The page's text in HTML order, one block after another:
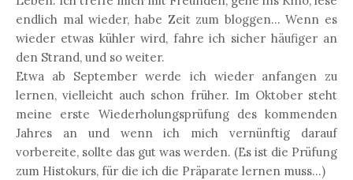
endlich mal wieder, habe Zeit zum bloggen... Wenn es
wieder etwas kühler wird, fahre ich sicher häufiger an
den Strand, und so weiter.
Etwa ab September werde ich wieder anfangen zu
lernen, vielleicht auch schon früher. Im Oktober steht
meine erste Wiederholungsprüfung des kommenden
Jahres an und wenn ich mich vernünftig darauf
vorbereite, sollte das gut was werden. (Es ist die Prüfung
zum Histokurs, für die ich die Präparate lernen muss...)